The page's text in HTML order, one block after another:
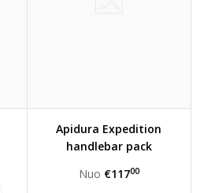
Apidura Expedition
handlebar pack
Nuo €11700